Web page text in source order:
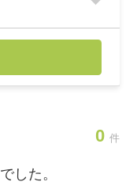
0 件
した。